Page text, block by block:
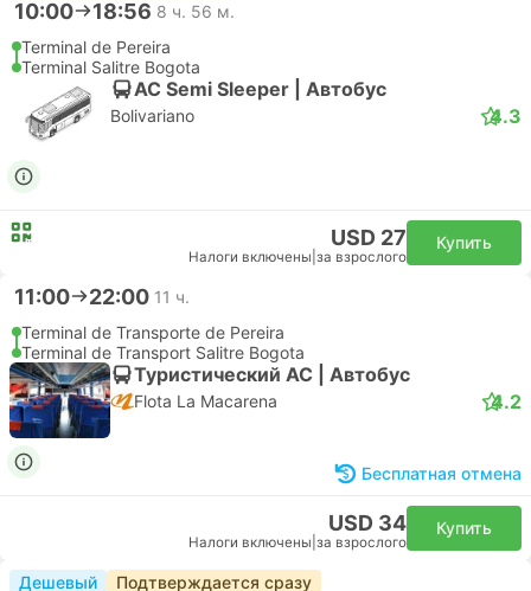
10:00 18:56 8 ч. 56 м.
Terminal de Pereira
Terminal Salitre Bogota
AC Semi Sleeper | Автобус
Bolivariano 4.3
USD 27
Налоги включены за взрослого
Купить
11:00 22:00 11 ч.
Terminal de Transporte de Pereira
Terminal de Transport Salitre Bogota
Туристический AC | Автобус
Flota La Macarena 4.2
Бесплатная отмена
USD 34
Налоги включены за взрослого
Купить
Дешевый Подтверждается сразу